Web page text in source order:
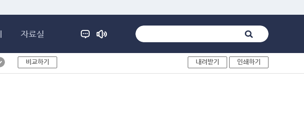
자료실
비교하기 내려받기 인쇄하기